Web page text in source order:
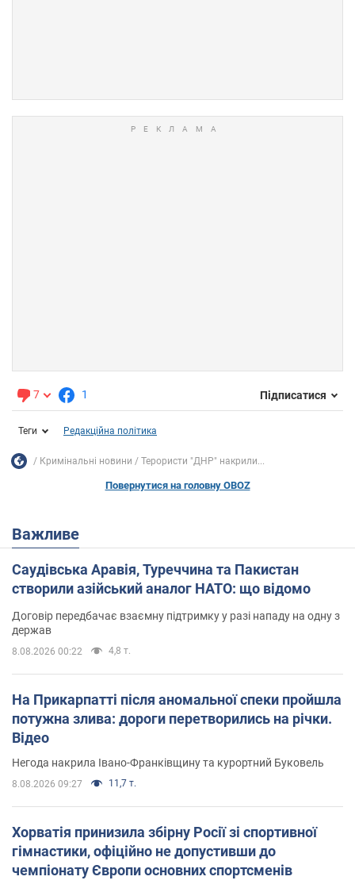
7 1 Підписатися
Теги Редакційна політика
Кримінальні новини Терористи "ДНР" накрили...
Повернутися на головну OBOZ
Важливе
Саудівська Аравія, Туреччина та Пакистан
створили азійський аналог НАТО: що відомо
Договір передбачає взаємну підтримку у разі нападу на одну з
держав
8.08.2026 00:22 4,8 т.
На Прикарпатті після аномальної спеки пройшла
потужна злива: дороги перетворились на річки.
Відео
Негода накрила Івано-Франківщину та курортний Буковель
8.08.2026 09:27 11,7 т.
Хорватія принизила збірну Росії зі спортивної
гімнастики, офіційно не допустивши до
чемпіонату Європи основних спортсменів